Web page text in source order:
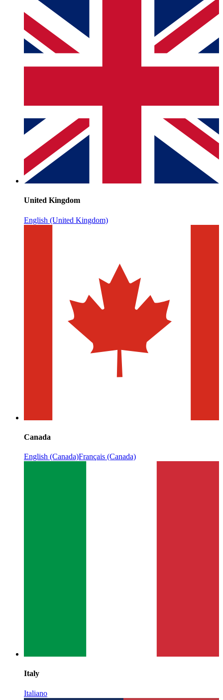
United Kingdom
English (United Kingdom)
Canada
English (Canada)Français (Canada)
Italy
Italiano